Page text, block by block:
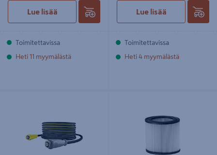
Lue lisää
Toimitettavissa
Heti 11 myymälästä
Lue lisää
Toimitettavissa
Heti 4 myymälästä